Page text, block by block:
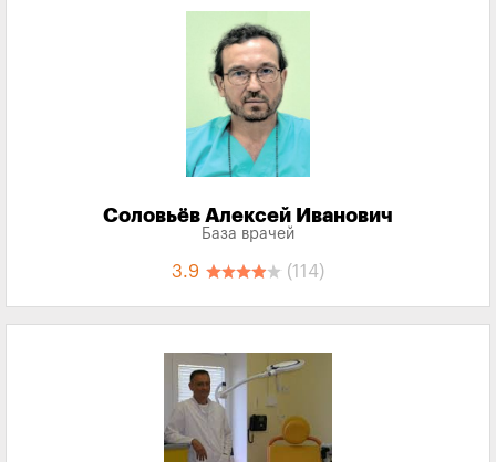
Соловьёв Алексей Иванович
База врачей
3.9 (114)